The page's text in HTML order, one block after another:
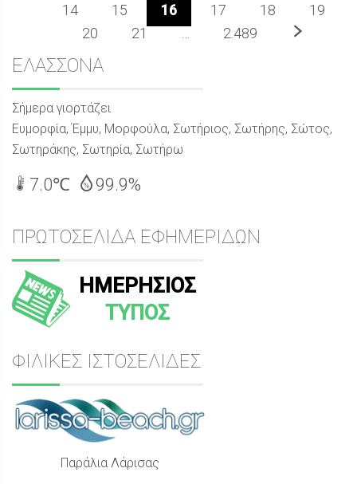
14
15 16 17 18
19
20
21 … 2.489 Επόμενο
Sidebar
ΕΛΑΣΣΟΝΑ
Σήμερα γιορτάζει
Ευμορφία, Έμμυ, Μορφούλα, Σωτήριος, Σωτήρης, Σώτος,
Σωτηράκης, Σωτηρία, Σωτήρω
7.0℃ 99.9%
ΠΡΩΤΟΣΕΛΙΔΑ ΕΦΗΜΕΡΙΔΩΝ
ΗΜΕΡΗΣΙΟΣ
ΤΥΠΟΣ
ΦΙΛΙΚΕΣ ΙΣΤΟΣΕΛΙΔΕΣ
Παράλια Λάρισας